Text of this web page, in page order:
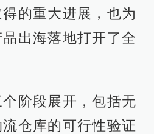
的重大进展，也为
出海落地打开了全
阶段展开，包括无
仓库的可行性验证